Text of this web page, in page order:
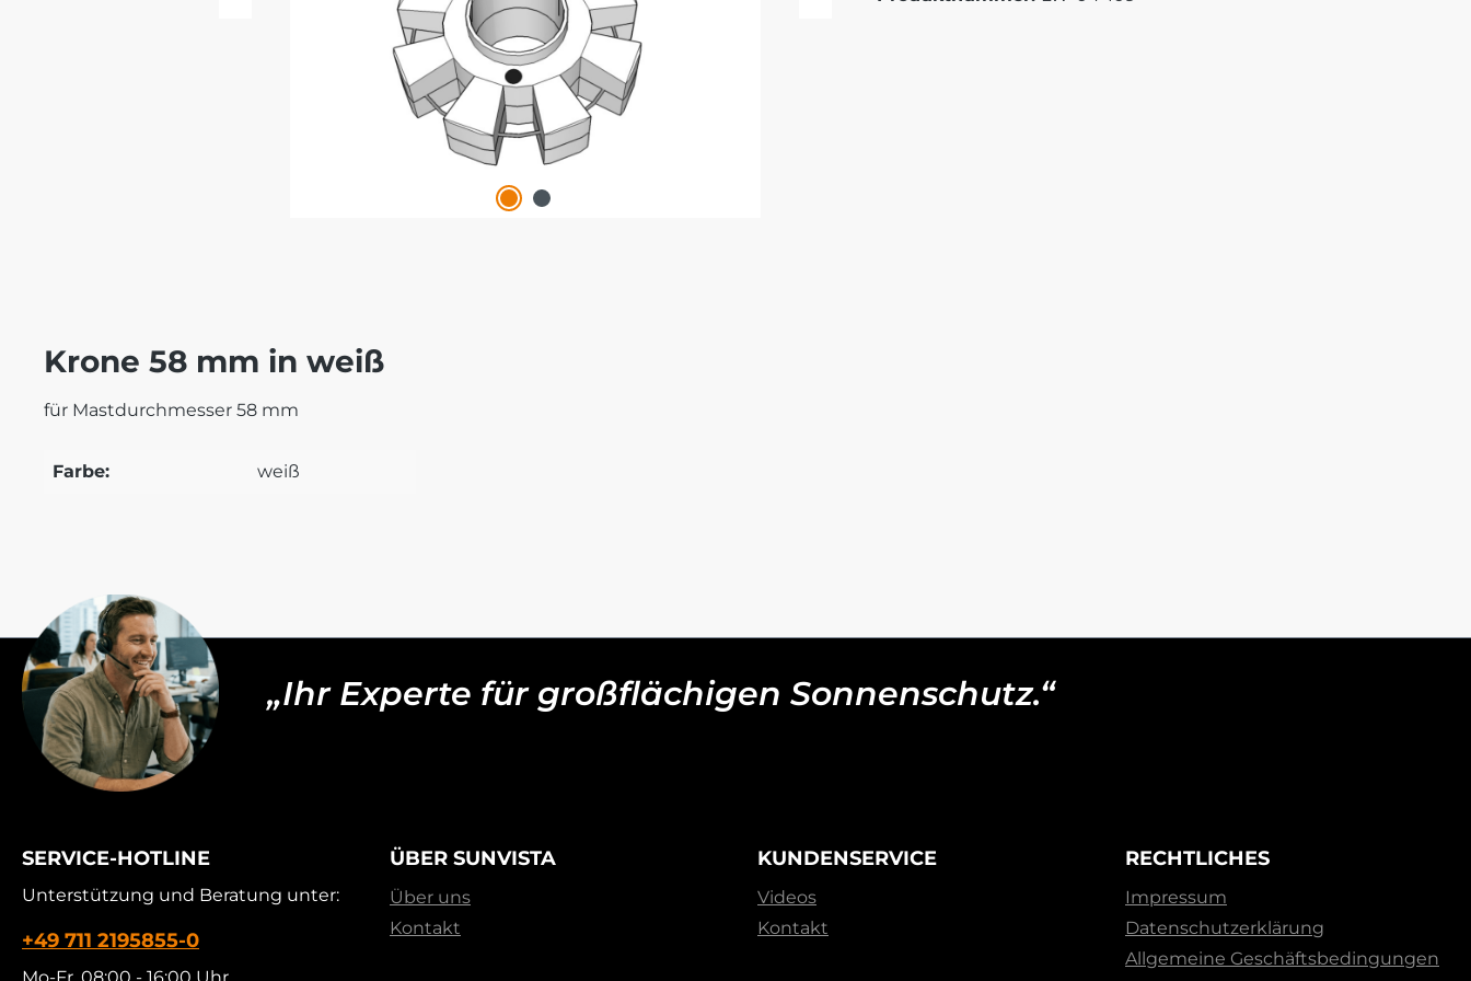
Krone 58 mm in weiß
für Mastdurchmesser 58 mm
Farbe: weiß
„Ihr Experte für großflächigen Sonnenschutz.“
SERVICE-HOTLINE
Unterstützung und Beratung unter:
+49 711 2195855-0
ÜBER SUNVISTA
Über uns
Kontakt
KUNDENSERVICE
Videos
Kontakt
RECHTLICHES
Impressum
Datenschutzerklärung
Allgemeine Geschäftsbedingungen